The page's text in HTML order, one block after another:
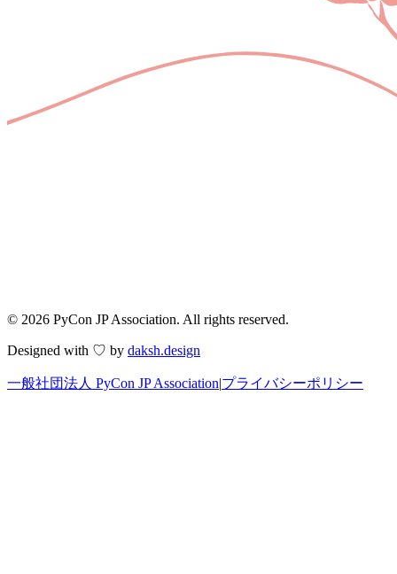
© 2026 PyCon JP Association. All rights reserved.
Designed with ♡ by daksh.design
一般社団法人 PyCon JP Association|プライバシーポリシー